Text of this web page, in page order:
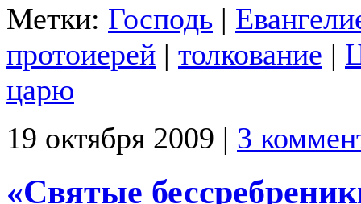
Метки: Господь |
протоиерей | толкование |
царю
19 октября 2009 | 3
«Святые